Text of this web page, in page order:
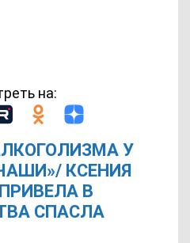
на:
У
КСЕНИЯ
В
СПАСЛА